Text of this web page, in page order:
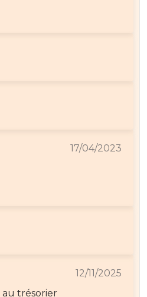
17/04/2023
12/11/2025
au trésorier